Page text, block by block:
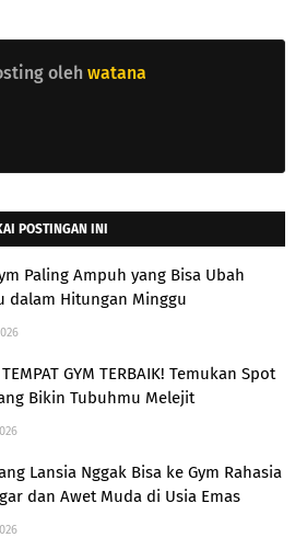
oleh watana
POSTINGAN INI
Paling Ampuh yang Bisa Ubah
dalam Hitungan Minggu
TEMPAT GYM TERBAIK! Temukan Spot
Bikin Tubuhmu Melejit
Lansia Nggak Bisa ke Gym Rahasia
dan Awet Muda di Usia Emas